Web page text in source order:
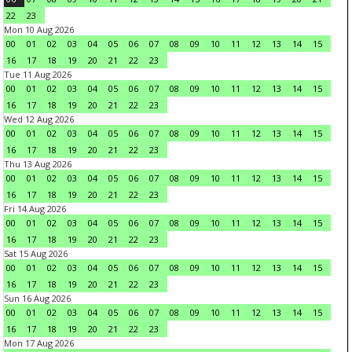
22
23
Mon 10 Aug 2026
00
01 02 03 04 05 06 07 08 09 10 11 12 13 14
15
16
17 18 19 20 21 22
23
Tue 11 Aug 2026
00
01 02 03 04 05 06 07 08 09 10 11 12 13 14
15
16
17 18 19 20 21 22
23
Wed 12 Aug 2026
00
01 02 03 04 05 06 07 08 09 10 11 12 13 14
15
16
17 18 19 20 21 22
23
Thu 13 Aug 2026
00
01 02 03 04 05 06 07 08 09 10 11 12 13 14
15
16
17 18 19 20 21 22
23
Fri 14 Aug 2026
00
01 02 03 04 05 06 07 08 09 10 11 12 13 14
15
16
17 18 19 20 21 22
23
Sat 15 Aug 2026
00
01 02 03 04 05 06 07 08 09 10 11 12 13 14
15
16
17 18 19 20 21 22
23
Sun 16 Aug 2026
00
01 02 03 04 05 06 07 08 09 10 11 12 13 14
15
16
17 18 19 20 21 22
23
Mon 17 Aug 2026